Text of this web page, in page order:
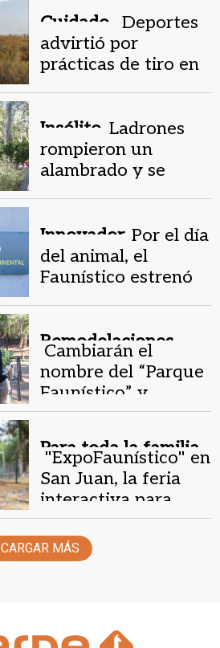
Faunístico
Cuidado .
Deportes
advirtió por
prácticas de tiro en
Insólito. Ladrones
rompieron un
alambrado y se
Faunístico
Innovador. Por el día
del animal, el
Faunístico estrenó
Remodelaciones.
Cambiarán el
nombre del “Parque
Faunístico” y
actualizarán la
Para toda la familia.
"ExpoFaunístico" en
San Juan, la feria
interactiva para
aprender sobre los
animales
CARGAR MÁS